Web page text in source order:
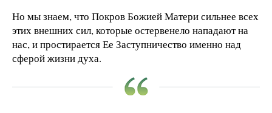
Но мы знаем, что Покров Божией Матери сильнее всех
этих внешних сил, которые остервенело нападают на
нас, и простирается Ее Заступничество именно над
сферой жизни духа.